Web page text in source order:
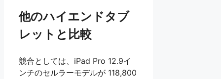
他のハイエンドタブ
レットと比較
競合としては、iPad Pro 12.9イ
ンチのセルラーモデルが 118,800